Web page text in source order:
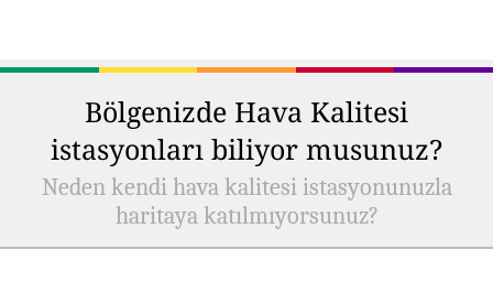
Bölgenizde Hava Kalitesi
istasyonları biliyor musunuz?
Neden kendi hava kalitesi istasyonunuzla
haritaya katılmıyorsunuz?